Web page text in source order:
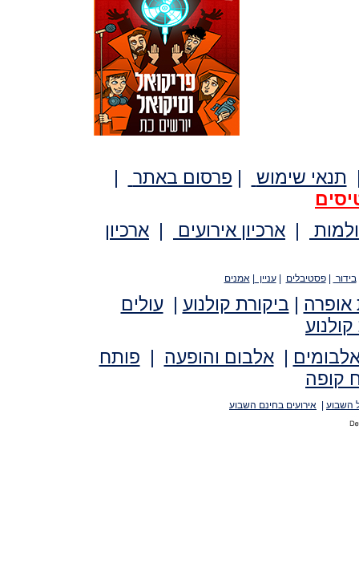
תנאי שימוש | פרסום באתר
|
| ארכיון אירועים | ארכיון
בידור |פסטיבלים |עניין |אמנים
אופרה | ביקורת קולנוע |עולים
קולנוע
|אלבום והופעה | פותח
קופה
השבוע אירועים בחינם השבוע